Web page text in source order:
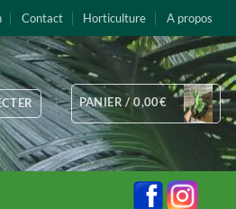
Contact Horticulture A propos
PANIER /0,00€